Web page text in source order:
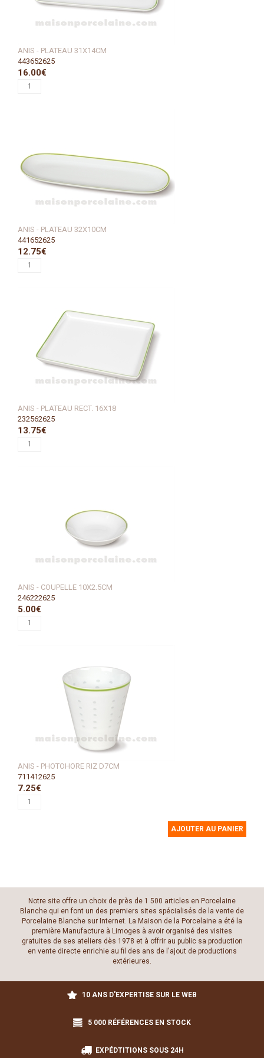
ANIS - PLATEAU 31X14CM
443652625
16.00€
ANIS - PLATEAU 32X10CM
441652625
12.75€
ANIS - PLATEAU RECT. 16X18
232562625
13.75€
ANIS - COUPELLE 10X2.5CM
246222625
5.00€
ANIS - PHOTOHORE RIZ D7CM
711412625
7.25€
AJOUTER AU PANIER
Notre site offre un choix de près de 1 500 articles en Porcelaine
Blanche qui en font un des premiers sites spécialisés de la vente de
Porcelaine Blanche sur Internet. La Maison de la Porcelaine a été la
première Manufacture à Limoges à avoir organisé des visites
gratuites de ses ateliers dès 1978 et à offrir au public sa production
en vente directe enrichie au fil des ans de l'ajout de productions
extérieures.
10 ANS D'EXPERTISE SUR LE WEB
5 000 RÉFÉRENCES EN STOCK
EXPÉDTITIONS SOUS 24H